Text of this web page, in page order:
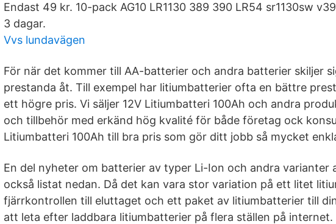
Endast 49 kr. 10-pack AG10 LR1130 389 390 LR54 sr1130sw
3 dagar.
Vvs lundavägen
För när det kommer till AA-batterier och andra batterier skiljer
prestanda åt. Till exempel har litiumbatterier ofta en bättre
ett högre pris. Vi säljer 12V Litiumbatteri 100Ah och andra
och tillbehör med erkänd hög kvalité för både företag ock
Litiumbatteri 100Ah till bra pris som gör ditt jobb så mycket
En del nyheter om batterier av typer Li-Ion och andra varianter
också listat nedan. Då det kan vara stor variation på ett litet
fjärrkontrollen till eluttaget och ett paket av litiumbatterier till
att leta efter laddbara litiumbatterier på flera ställen på internet.